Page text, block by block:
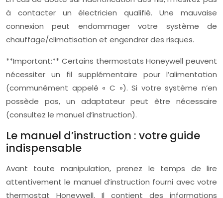
à contacter un électricien qualifié. Une mauvaise
connexion peut endommager votre système de
chauffage/climatisation et engendrer des risques.
**Important:** Certains thermostats Honeywell peuvent
nécessiter un fil supplémentaire pour l’alimentation
(communément appelé « C »). Si votre système n’en
possède pas, un adaptateur peut être nécessaire
(consultez le manuel d’instruction).
Le manuel d’instruction : votre guide
indispensable
Avant toute manipulation, prenez le temps de lire
attentivement le manuel d’instruction fourni avec votre
thermostat Honeywell. Il contient des informations